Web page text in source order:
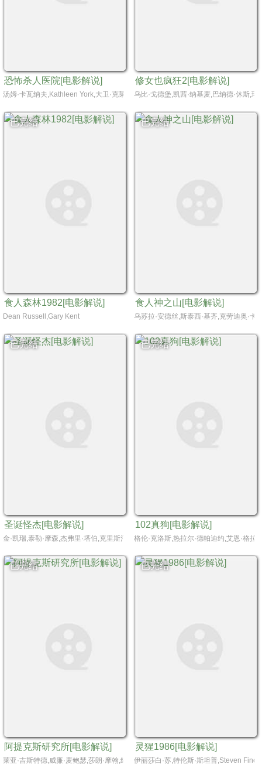
恐怖杀人医院[电影解说]
汤姆·卡瓦纳夫,Kathleen York,大卫·克莱顿·罗杰斯,Cas Anvar,珊娜·科林斯
修女也疯狂2[电影解说]
乌比·戈德堡,凯茜·纳基麦,巴纳德·休斯,玛
已完结
食人森林1982[电影解说]
Dean Russell,Gary Kent
已完结
食人神之山[电影解说]
乌苏拉·安德丝,斯泰西·基齐,克劳迪奥·
已完结
圣诞怪杰[电影解说]
金·凯瑞,泰勒·摩森,杰弗里·塔伯,克里斯汀·芭伦斯基,比尔·欧文,莫莉·香侬,克林特·
已完结
102真狗[电影解说]
格伦·克洛斯,热拉尔·德帕迪约,艾恩·格拉
已完结
阿提克斯研究所[电影解说]
莱亚·吉斯特德,威廉·麦鲍瑟,莎朗·摩翰,约翰·鲁宾斯坦,Hannah Cowley,Rob
已完结
灵猩1986[电影解说]
伊丽莎白·苏,特伦斯·斯坦普,Steven Finch